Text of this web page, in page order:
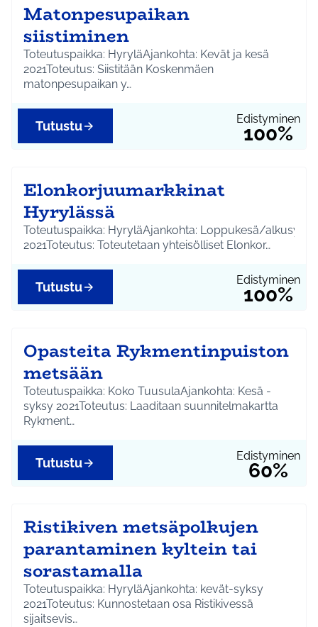
Matonpesupaikan
siistiminen
Toteutuspaikka: HyryläAjankohta: Kevät ja kesä
2021Toteutus: Siistitään Koskenmäen
matonpesupaikan y…
Edistyminen
100%
Tutustu
Elonkorjuumarkkinat
Hyrylässä
Toteutuspaikka: HyryläAjankohta: Loppukesä/alkusyksy
2021Toteutus: Toteutetaan yhteisölliset Elonkor…
Edistyminen
100%
Tutustu
Opasteita Rykmentinpuiston
metsään
Toteutuspaikka: Koko TuusulaAjankohta: Kesä -
syksy 2021Toteutus: Laaditaan suunnitelmakartta
Rykment…
Edistyminen
60%
Tutustu
Ristikiven metsäpolkujen
parantaminen kyltein tai
sorastamalla
Toteutuspaikka: HyryläAjankohta: kevät-syksy
2021Toteutus: Kunnostetaan osa Ristikivessä
sijaitsevis…